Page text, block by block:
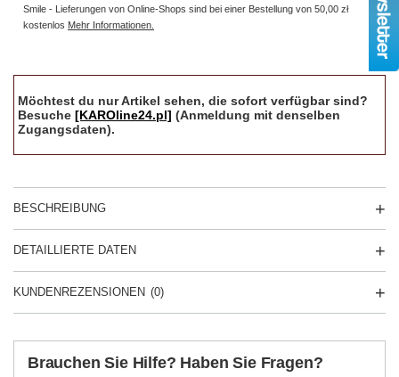
Smile - Lieferungen von Online-Shops sind bei einer Bestellung von 50,00 zł
kostenlos Mehr Informationen.
Möchtest du nur Artikel sehen, die sofort verfügbar sind?
Besuche [KAROline24.pl] (Anmeldung mit denselben
Zugangsdaten).
BESCHREIBUNG
DETAILLIERTE DATEN
KUNDENREZENSIONEN (0)
Brauchen Sie Hilfe? Haben Sie Fragen?